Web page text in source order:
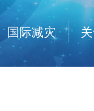
国际减灾